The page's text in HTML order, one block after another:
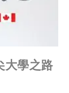
學之路